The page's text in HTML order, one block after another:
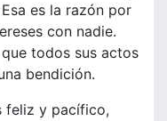
es la razón por
con nadie.
todos sus actos
bendición.
feliz y pacífico,